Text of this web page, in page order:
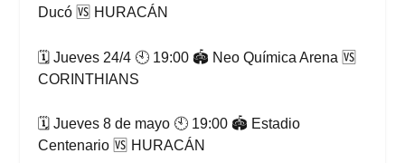
Ducó 🆚 HURACÁN
🗓 Jueves 24/4 🕙 19:00 🏟 Neo Química Arena 🆚
CORINTHIANS
🗓 Jueves 8 de mayo 🕙 19:00 🏟 Estadio
Centenario 🆚 HURACÁN